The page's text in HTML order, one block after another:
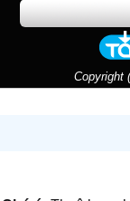
Copyright